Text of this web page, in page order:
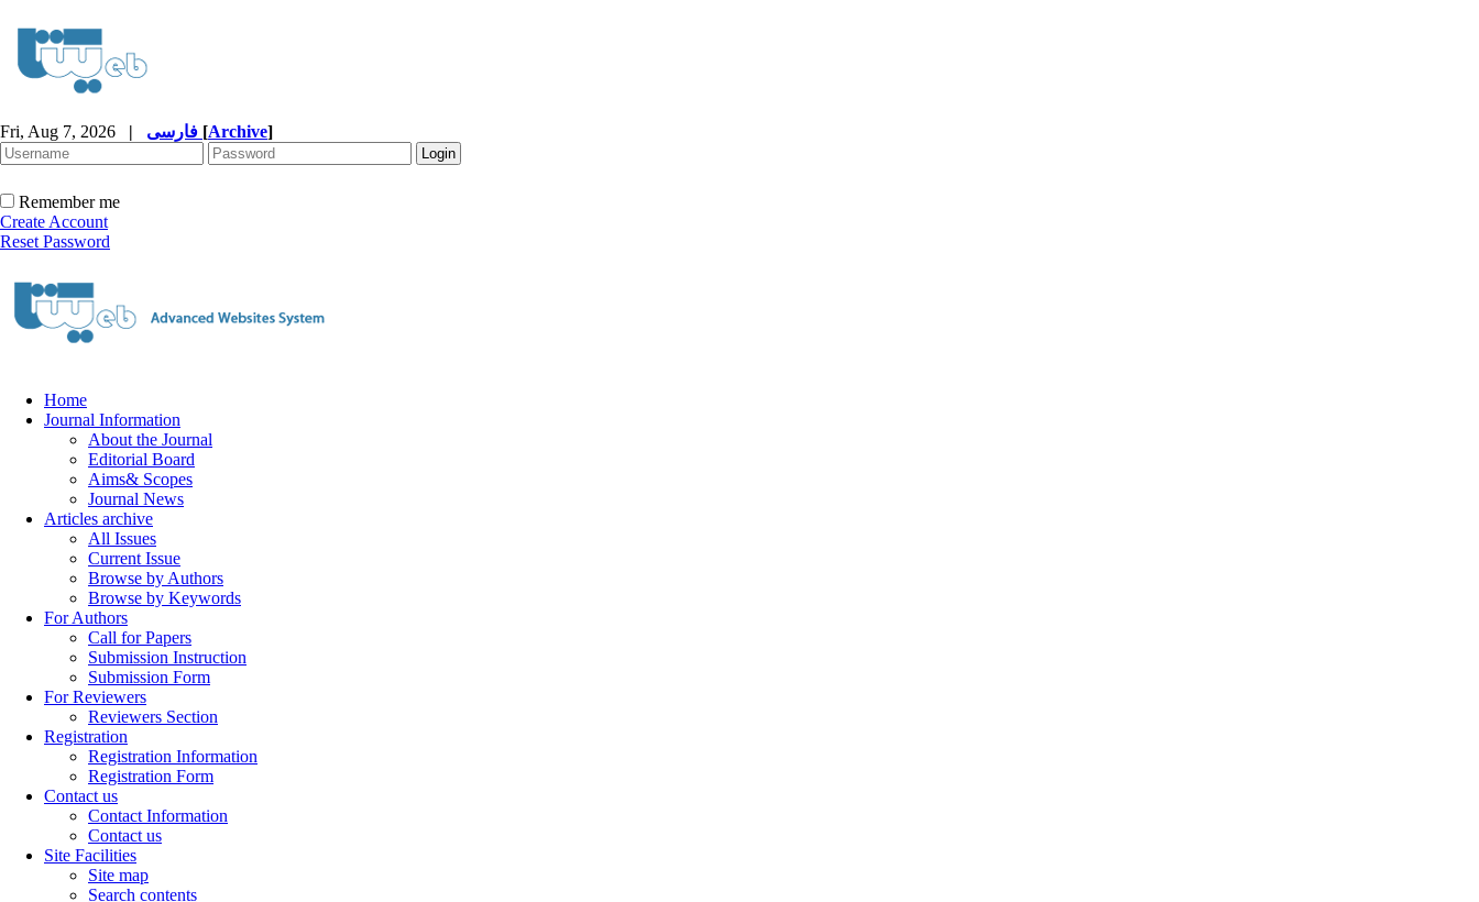
Fri, Aug 7, 2026 | [Archive]
Remember me
Create Account
Reset Password
Home
Journal Information
About the Journal
Editorial Board
Aims& Scopes
Journal News
Articles archive
All Issues
Current Issue
Browse by Authors
Browse by Keywords
For Authors
Call for Papers
Submission Instruction
Submission Form
For Reviewers
Reviewers Section
Registration
Registration Information
Registration Form
Contact us
Contact Information
Contact us
Site Facilities
Site map
Search contents